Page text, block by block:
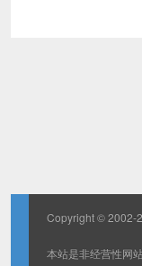
Copyright © 2002-
本站是非经营性网